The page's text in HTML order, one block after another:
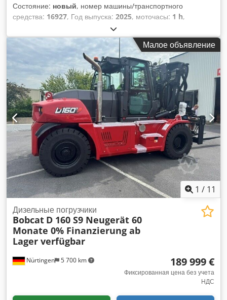
Состояние: новый, номер машины/транспортного
средства: 16927, Год выпуска: 2025, моточасы: 1 h,
, высота подъема:
центр тяжести груза:600 мм, тип топлива:электрический,
тип мачты:
Симплекс , строительная высота:2 280 мм,
напряжение аккумулятора:24 V, длина вил:1 150 мм
общий вес: 576 кг, 5108763 Серийный номер: OBWNL-
003130 Характеристики аккумулятора: 24 В, 60 Ач. Cjdpfoyv
S Rmox Akbjrf
Малое объявление
1 / 11
Nürtingen 5 700 km
Дизельные погрузчики
Bobcat D 160 S9 Neugerät 60
Monate 0% Finanzierung ab
Lager verfügbar
189 999 €
Фиксированная цена без учета
НДС